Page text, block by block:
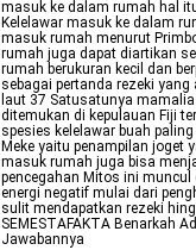
masuk ke dalam rumah hal
Kelelawar masuk ke dalam
masuk rumah menurut
rumah juga dapat diartikan
rumah berukuran kecil dan
sebagai pertanda rezeki
laut 37 Satusatunya
ditemukan di kepulauan Fiji
spesies kelelawar buah
Meke yaitu penampilan joget
masuk rumah juga bisa
pencegahan Mitos ini
energi negatif mulai dari
sulit mendapatkan rezeki
SEMESTAFAKTA Benarkah
Jawabannya